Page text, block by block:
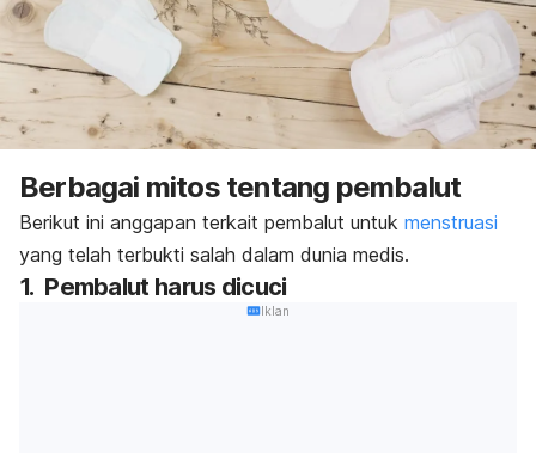
Berbagai mitos tentang pembalut
Berikut ini anggapan terkait pembalut untuk menstruasi
yang telah terbukti salah dalam dunia medis.
1. Pembalut harus dicuci
Iklan